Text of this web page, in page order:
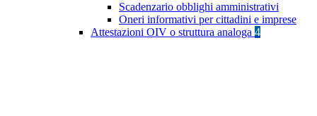
Scadenzario obblighi amministrativi
Oneri informativi per cittadini e imprese
Attestazioni OIV o struttura analoga 4